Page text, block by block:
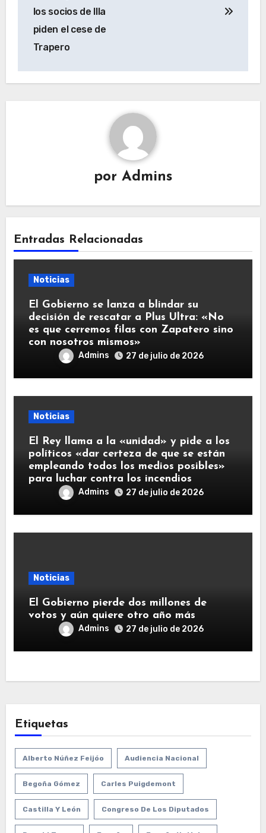
los socios de Illa
piden el cese de
Trapero
por Admins
Entradas Relacionadas
Noticias
El Gobierno se lanza a blindar su
decisión de rescatar a Plus Ultra: «No
es que cerremos filas con Zapatero sino
con nosotros mismos»
Admins 27 de julio de 2026
Noticias
El Rey llama a la «unidad» y pide a los
políticos «dar certeza de que se están
empleando todos los medios posibles»
para luchar contra los incendios
Admins 27 de julio de 2026
Noticias
El Gobierno pierde dos millones de
votos y aún quiere otro año más
Admins 27 de julio de 2026
Etiquetas
Alberto Núñez Feijóo Audiencia Nacional
Begoña Gómez Carles Puigdemont
Castilla Y León Congreso De Los Diputados